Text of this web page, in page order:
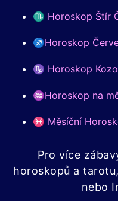
♏ Horoskop Štír
♐Horoskop
♑ Horoskop
♒Horoskop na
♓ Měsíční
Pro více
horoskopů a
nebo